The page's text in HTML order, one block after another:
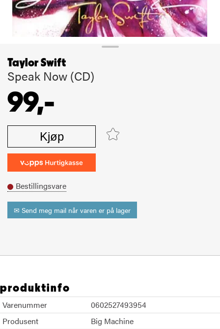
Taylor Swift
Speak Now (CD)
99,-
Kjøp
Bestillingsvare
✉ Send meg mail når varen er på lager
produktinfo
Varenummer
0602527493954
Produsent
Big Machine